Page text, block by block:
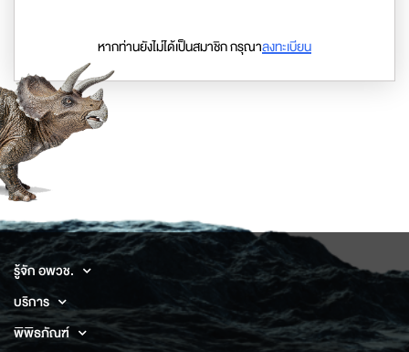
หากท่านยังไม่ได้เป็นสมาชิก กรุณาลงทะเบียน
รู้จัก อพวช.
บริการ
พิพิธภัณฑ์